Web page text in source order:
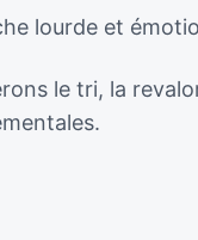
lourde et
le tri, la